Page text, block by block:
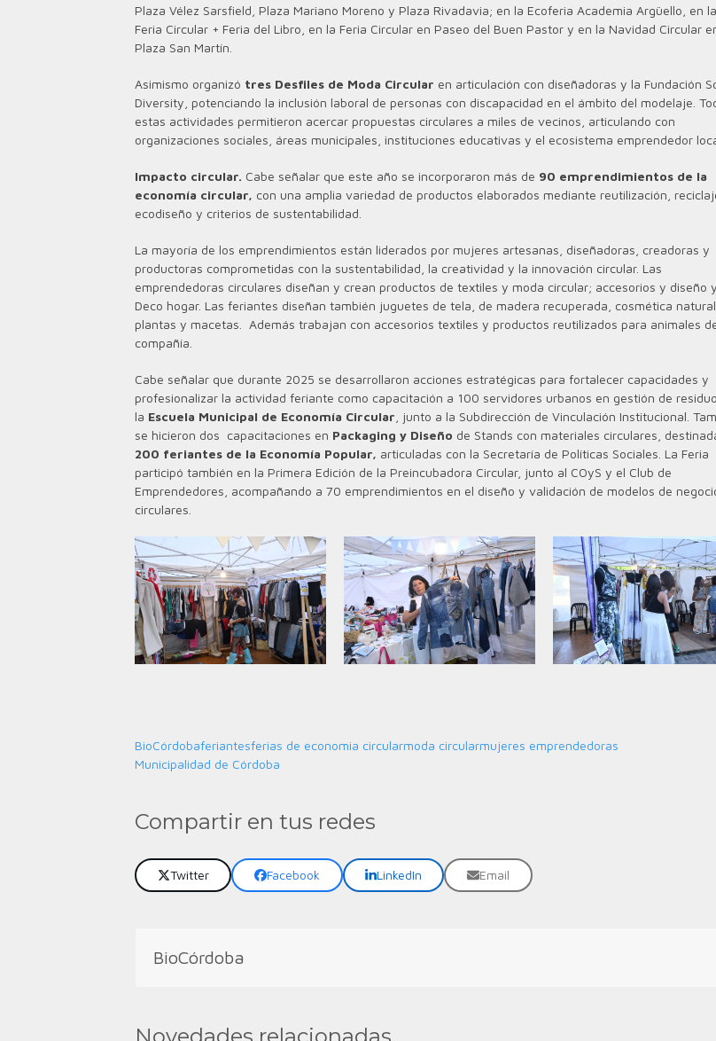
Plaza Vélez Sarsfield, Plaza Mariano Moreno y Plaza Rivadavia; en la Ecoferia Academia Argüello, en la
Feria Circular + Feria del Libro, en la Feria Circular en Paseo del Buen Pastor y en la Navidad Circular
Plaza San Martín.
Asimismo organizó tres Desfiles de Moda Circular en articulación con diseñadoras y la Fundación
Diversity, potenciando la inclusión laboral de personas con discapacidad en el ámbito del modelaje.
estas actividades permitieron acercar propuestas circulares a miles de vecinos, articulando con
organizaciones sociales, áreas municipales, instituciones educativas y el ecosistema emprendedor
Impacto circular. Cabe señalar que este año se incorporaron más de 90 emprendimientos de la
economía circular, con una amplia variedad de productos elaborados mediante reutilización,
ecodiseño y criterios de sustentabilidad.
La mayoría de los emprendimientos están liderados por mujeres artesanas, diseñadoras, creadoras y
productoras comprometidas con la sustentabilidad, la creatividad y la innovación circular. Las
emprendedoras circulares diseñan y crean productos de textiles y moda circular; accesorios y diseño y
Deco hogar. L as feriantes diseñan también juguetes de tela, de madera recuperada, cosmética natural,
plantas y macetas. Además trabajan con accesorios textiles y productos reutilizados para animales
compañía.
Cabe señalar que durante 2025 se desarrollaron acciones estratégicas para fortalecer capacidades y
profesionalizar la actividad feriante como capacitación a 100 servidores urbanos en gestión de
la Escuela Municipal de Economía Circular , junto a la Subdirección de Vinculación Institucional.
se hicieron dos capacitaciones en Packaging y Diseño de Stands con materiales circulares,
200 feriantes de la Economía Popular, articuladas con la Secretaría de Políticas Sociales. La Feria
participó también en la Primera Edición de la Preincubadora Circular, junto al COyS y el Club de
Emprendedores, acompañando a 70 emprendimientos en el diseño y validación de modelos de
circulares.
BioCórdobaferiantesferias de economia circularmoda circularmujeres emprendedoras
Municipalidad de Córdoba
Compartir en tus redes
Twitter Facebook LinkedIn Email
BioCórdoba